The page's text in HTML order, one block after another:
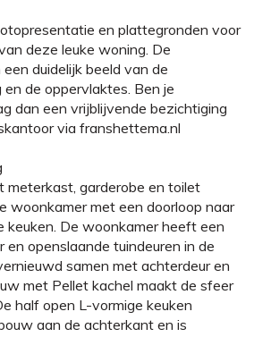
en plattegronden voor
deze leuke woning. De
duidelijk beeld van de
de oppervlaktes. Ben je
dan een vrijblijvende bezichtiging
via franshettema.nl
meterkast, garderobe en toilet
woonkamer met een doorloop naar
keuken. De woonkamer heeft een
en openslaande tuindeuren in de
samen met achterdeur en
met Pellet kachel maakt de sfeer
half open L-vormige keuken
aan de achterkant en is